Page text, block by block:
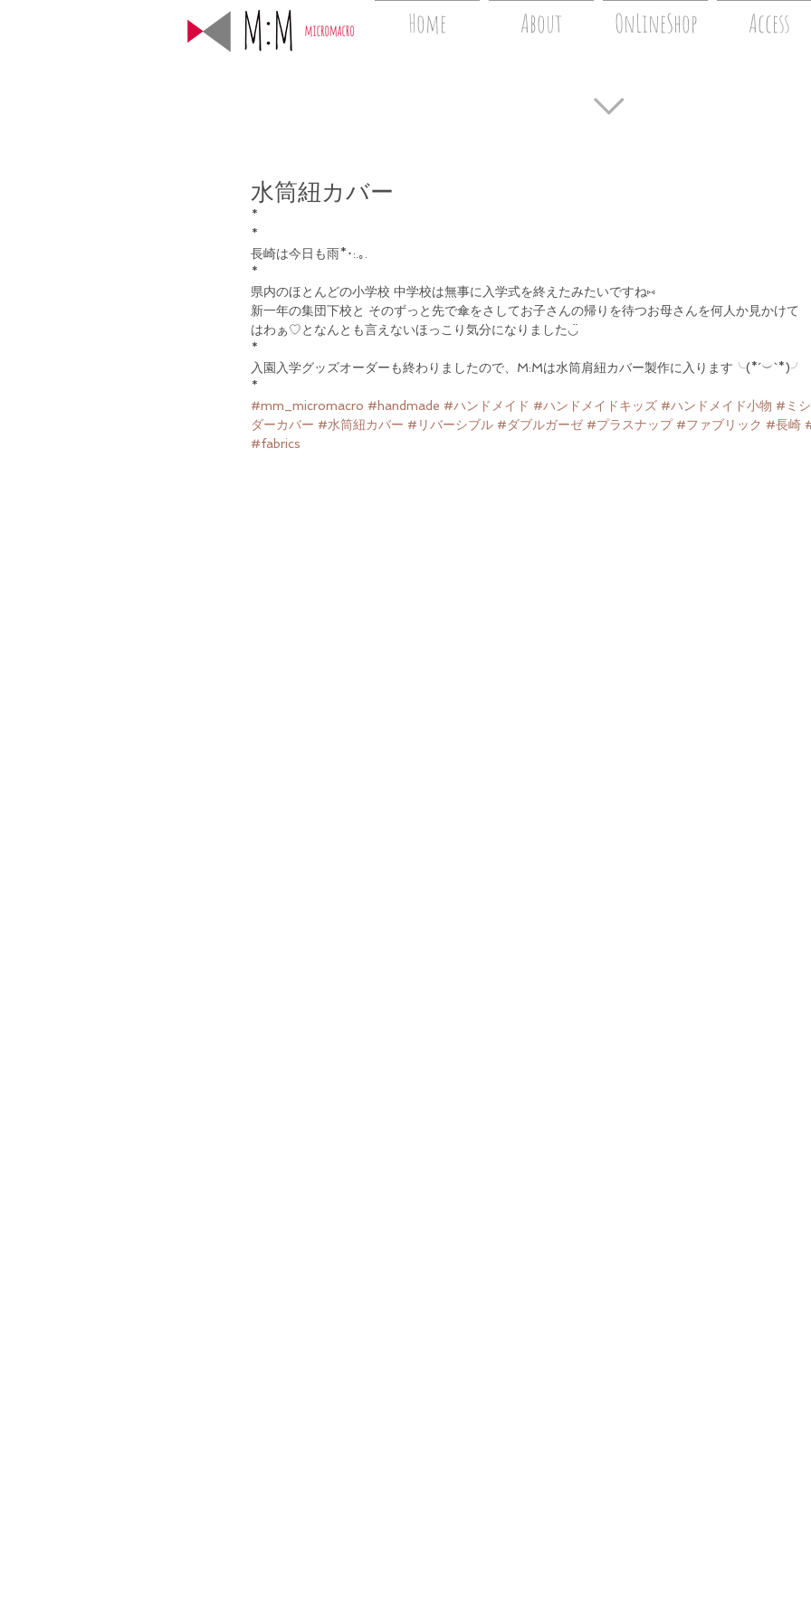
Home About OnLineShop Access
水筒紐カバー
*
*
長崎は今日も雨*･:.｡.
*
県内のほとんどの小学校 中学校は無事に入学式を終えたみたいですね⑅
新一年の集団下校と そのずっと先で傘をさしてお子さんの帰りを待つお母さんを何人か見かけて
はわぁ♡となんとも言えないほっこり気分になりました◡̈
*
入園入学グッズオーダーも終わりましたので、M:Mは水筒肩紐カバー製作に入ります╰(*´︶`*)╯
*
#mm_micromacro #handmade #ハンドメイド #ハンドメイドキッズ #ハンドメイド小物 #ミ
ダーカバー #水筒紐カバー #リバーシブル #ダブルガーゼ #プラスナップ #ファブリック #長崎
#fabrics